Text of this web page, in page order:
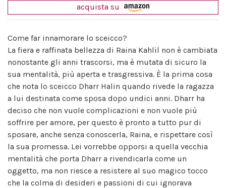
acquista su
Come far innamorare lo sceicco?
La fiera e raffinata bellezza di Raina Kahlil non è cambiata
nonostante gli anni trascorsi, ma è mutata di sicuro la
sua mentalità, più aperta e trasgressiva. È la prima cosa
che nota lo sceicco Dharr Halin quando rivede la ragazza
a lui destinata come sposa dopo undici anni. Dharr ha
deciso che non vuole complicazioni e non vuole più
soffrire per amore, per questo è pronto a tutto pur di
sposare, anche senza conoscerla, Raina, e rispettare così
la sua promessa. Lei vorrebbe opporsi a quella vecchia
mentalità che porta Dharr a rivendicarla come un
oggetto, ma non riesce a resistere al suo magico tocco
che la colma di desideri e passioni di cui ignorava